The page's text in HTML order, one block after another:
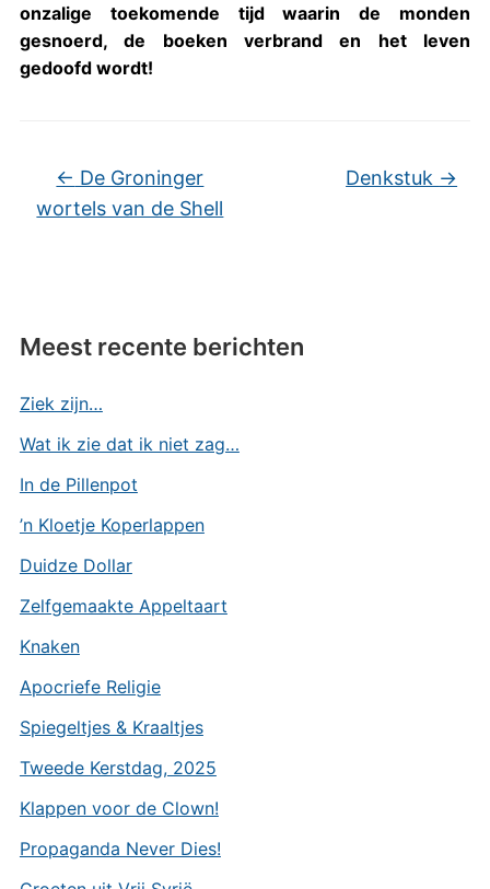
onzalige toekomende tijd waarin de monden
gesnoerd, de boeken verbrand en het leven
gedoofd wordt!
← De Groninger
wortels van de Shell
Denkstuk →
Meest recente berichten
Ziek zijn…
Wat ik zie dat ik niet zag…
In de Pillenpot
’n Kloetje Koperlappen
Duidze Dollar
Zelfgemaakte Appeltaart
Knaken
Apocriefe Religie
Spiegeltjes & Kraaltjes
Tweede Kerstdag, 2025
Klappen voor de Clown!
Propaganda Never Dies!